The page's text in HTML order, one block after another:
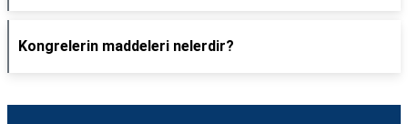
Kongrelerin maddeleri nelerdir?